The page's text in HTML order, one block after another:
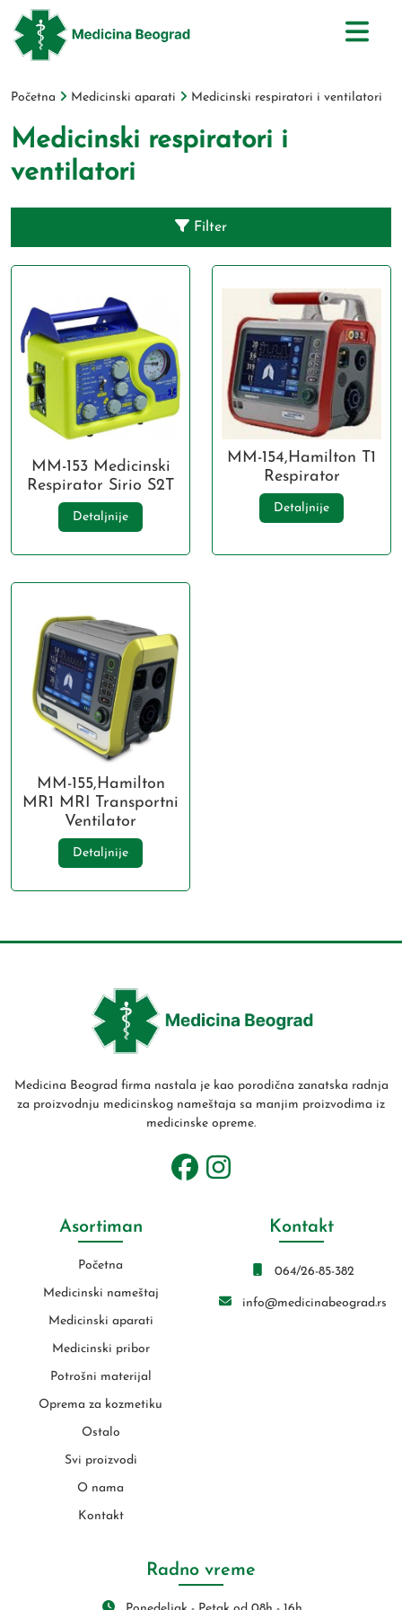
Početna Medicinski aparati Medicinski respiratori i ventilatori
Medicinski respiratori i
ventilatori
Filter
MM-153 Medicinski
Respirator Sirio S2T
Detaljnije
MM-154,Hamilton T1
Respirator
Detaljnije
MM-155,Hamilton
MR1 MRI Transportni
Ventilator
Detaljnije
Medicina Beograd firma nastala je kao porodična zanatska radnja
za proizvodnju medicinskog nameštaja sa manjim proizvodima iz
medicinske opreme.
Asortiman
Početna
Medicinski nameštaj
Medicinski aparati
Medicinski pribor
Potrošni materijal
Oprema za kozmetiku
Ostalo
Svi proizvodi
O nama
Kontakt
Kontakt
064/26-85-382
info@medicinabeograd.rs
Radno vreme